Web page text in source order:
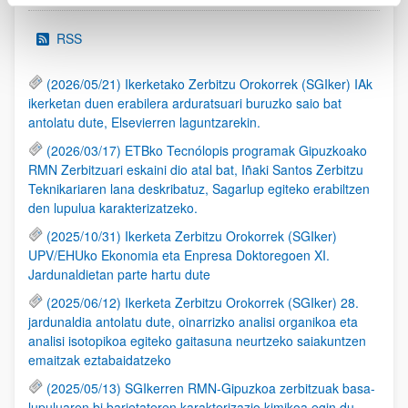
RSS
(2026/05/21) Ikerketako Zerbitzu Orokorrek (SGIker) IAk
ikerketan duen erabilera arduratsuari buruzko saio bat
antolatu dute, Elsevierren laguntzarekin.
(2026/03/17) ETBko Tecnólopis programak Gipuzkoako
RMN Zerbitzuari eskaini dio atal bat, Iñaki Santos Zerbitzu
Teknikariaren lana deskribatuz, Sagarlup egiteko erabiltzen
den lupulua karakterizatzeko.
(2025/10/31) Ikerketa Zerbitzu Orokorrek (SGIker)
UPV/EHUko Ekonomia eta Enpresa Doktoregoen XI.
Jardunaldietan parte hartu dute
(2025/06/12) Ikerketa Zerbitzu Orokorrek (SGIker) 28.
jardunaldia antolatu dute, oinarrizko analisi organikoa eta
analisi isotopikoa egiteko gaitasuna neurtzeko saiakuntzen
emaitzak eztabaidatzeko
(2025/05/13) SGIkerren RMN-Gipuzkoa zerbitzuak basa-